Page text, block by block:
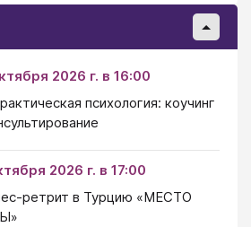
2026 г. в 16:00
психология: коучинг
2026 г. в 17:00
ретрит в Турцию «МЕСТО